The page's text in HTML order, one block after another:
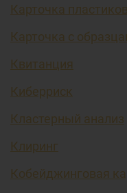
Карточка
Карточка с
Квитанция
Киберриск
Кластерный анализ
Клиринг
Кобейджинговая